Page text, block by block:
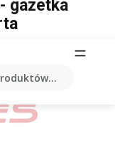
gazetka